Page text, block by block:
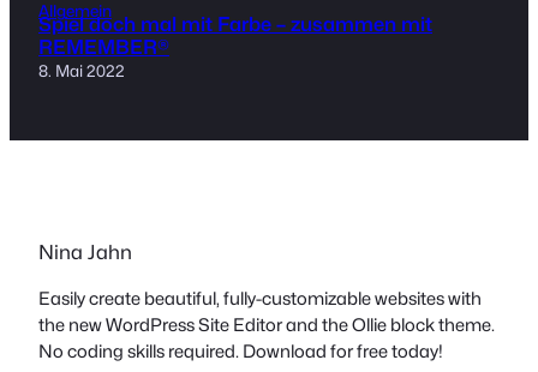
Allgemein
Spiel doch mal mit Farbe – zusammen mit
REMEMBER®
8. Mai 2022
Nina Jahn
Easily create beautiful, fully-customizable websites with
the new WordPress Site Editor and the Ollie block theme.
No coding skills required. Download for free today!